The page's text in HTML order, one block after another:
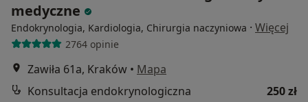
medyczne
Endokrynologia, Kardiologia, Chirurgia naczyniowa · Więcej
2764 opinie
Zawiła 61a, Kraków • Mapa
Konsultacja endokrynologiczna
250 zł